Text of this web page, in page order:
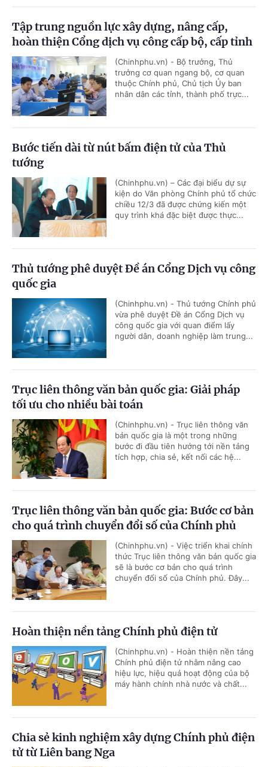
Tập trung nguồn lực xây dựng, nâng cấp,
hoàn thiện Cổng dịch vụ công cấp bộ, cấp tỉnh
(Chinhphu.vn) - Bộ trưởng, Thủ
trưởng cơ quan ngang bộ, cơ quan
thuộc Chính phủ, Chủ tịch Ủy ban
nhân dân các tỉnh, thành phố trực...
Bước tiến dài từ nút bấm điện tử của Thủ
tướng
(Chinhphu.vn) – Các đại biểu dự sự
kiện do Văn phòng Chính phủ tổ chức
chiều 12/3 đã được chứng kiến một
quy trình khá đặc biệt được thực...
Thủ tướng phê duyệt Đề án Cổng Dịch vụ công
quốc gia
(Chinhphu.vn) - Thủ tướng Chính phủ
vừa phê duyệt Đề án Cổng Dịch vụ
công quốc gia với quan điểm lấy
người dân, doanh nghiệp làm trung...
Trục liên thông văn bản quốc gia: Giải pháp
tối ưu cho nhiều bài toán
(Chinhphu.vn) - Trục liên thông văn
bản quốc gia là một trong những
bước đi đầu tiên hướng tới nền tảng
tích hợp, chia sẻ, kết nối các hệ...
Trục liên thông văn bản quốc gia: Bước cơ bản
cho quá trình chuyển đổi số của Chính phủ
(Chinhphu.vn) - Việc triển khai chính
thức Trục liên thông văn bản quốc gia
sẽ là bước cơ bản cho quá trình
chuyển đổi số của Chính phủ. Đây...
Hoàn thiện nền tảng Chính phủ điện tử
(Chinhphu.vn) - Hoàn thiện nền tảng
Chính phủ điện tử nhằm nâng cao
hiệu lực, hiệu quả hoạt động của bộ
máy hành chính nhà nước và chất...
Chia sẻ kinh nghiệm xây dựng Chính phủ điện
tử từ Liên bang Nga